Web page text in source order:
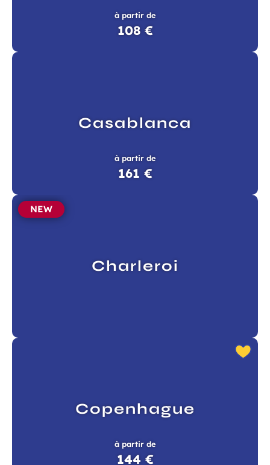
à partir de
108 €
Casablanca
à partir de
161 €
Charleroi
NEW
Copenhague
à partir de
144 €
et j’accepte que mes données